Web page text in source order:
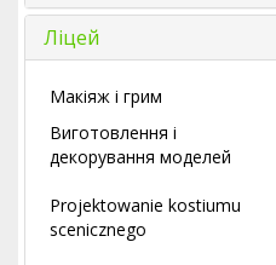
Ліцей
Макіяж і грим
Виготовлення і
декорування моделей
Projektowanie kostiumu
scenicznego